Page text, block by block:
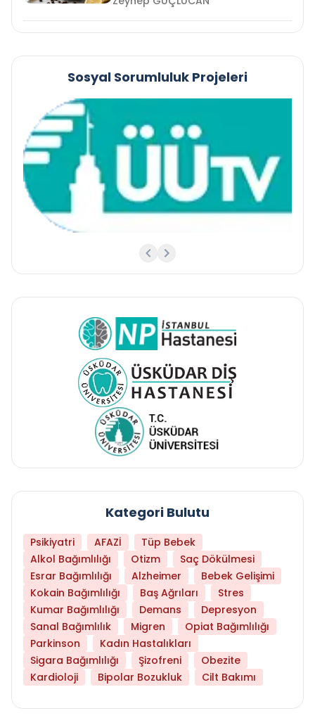
Sosyal Sorumluluk Projeleri
Kategori Bulutu
Psikiyatri AFAZİ
Tüp Bebek
Alkol Bağımlılığı
Otizm
Saç Dökülmesi
Esrar Bağımlılığı
Alzheimer
Bebek Gelişimi
Kokain Bağımlılığı
Baş Ağrıları
Stres
Kumar Bağımlılığı
Demans
Depresyon
Sanal Bağımlılık
Migren
Opiat Bağımlılığı
Parkinson
Kadın Hastalıkları
Sigara Bağımlılığı
Şizofreni
Obezite
Kardioloji
Bipolar Bozukluk Cilt Bakımı